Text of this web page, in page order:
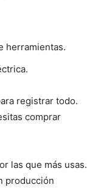
herramientas.
registrar todo.
comprar
las que más usas.
producción